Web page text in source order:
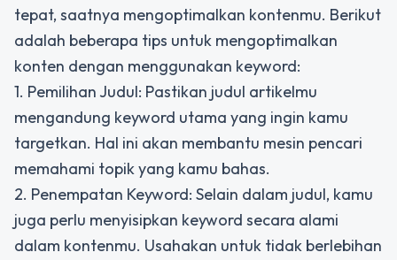
tepat, saatnya mengoptimalkan kontenmu. Berikut
adalah beberapa tips untuk mengoptimalkan
konten dengan menggunakan keyword:
1. Pemilihan Judul: Pastikan judul artikelmu
mengandung keyword utama yang ingin kamu
targetkan. Hal ini akan membantu mesin pencari
memahami topik yang kamu bahas.
2. Penempatan Keyword: Selain dalam judul, kamu
juga perlu menyisipkan keyword secara alami
dalam kontenmu. Usahakan untuk tidak berlebihan